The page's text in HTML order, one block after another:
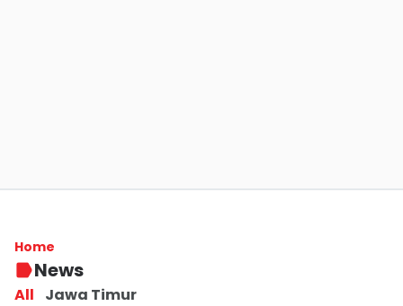
Home
News
All Jawa Timur
Keluarga Masih Cari Korban
News